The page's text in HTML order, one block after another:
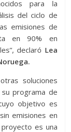
para la
del ciclo de
emisiones de
en 90% en
declaró Lea
soluciones
programa de
objetivo es
emisiones en
es una